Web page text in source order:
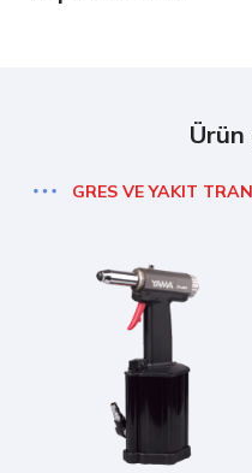
GRES VE YAKIT